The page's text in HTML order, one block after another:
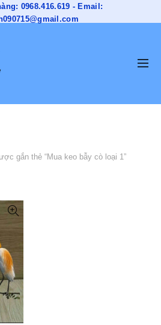
0968.416.619 - Email:
gắn thẻ “Mua keo bẫy cò loại 1”